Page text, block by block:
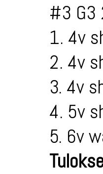
#3 G3
1. 4v
2. 4v
3. 4v
4. 5v
5. 6v